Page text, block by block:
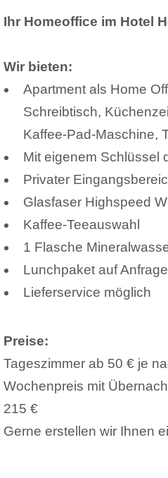
Ihr Homeoffice im Hotel
Wir bieten:
Apartment als Home
Schreibtisch,
Kaffee-Pad-Maschine,
Mit eigenem Schlüssel
Privater
Glasfaser Highspeed
Kaffee-Teeauswahl
1 Flasche
Lunchpaket auf Anfrage
Lieferservice möglich
Preise:
Tageszimmer ab 50 € je
Wochenpreis mit
215 €
Gerne erstellen wir Ihnen